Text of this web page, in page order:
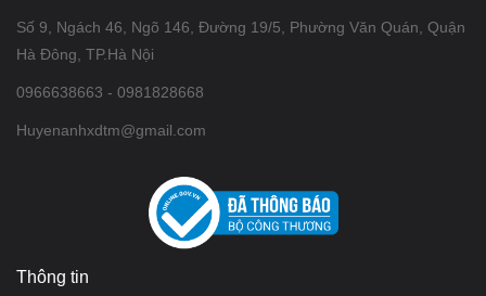
Số 9, Ngách 46, Ngõ 146, Đường 19/5, Phường Văn Quán, Quận
Hà Đông, TP.Hà Nội
0966638663 - 0981828668
Huyenanhxdtm@gmail.com
Thông tin